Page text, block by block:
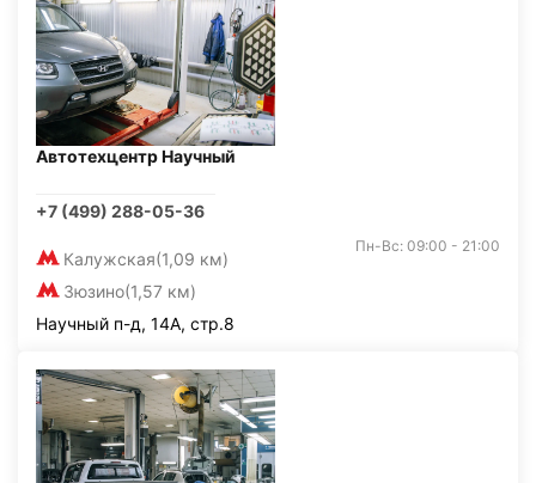
Автотехцентр Научный
+7 (499) 288-05-36
Калужская(1,09 км)
Зюзино(1,57 км)
Пн-Вс: 09:00 - 21:00
Научный п-д, 14А, стр.8